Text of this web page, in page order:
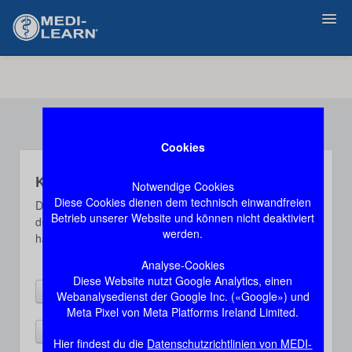
Cookies
Notwendige Cookies
Diese Cookies dienen dem technisch einwandfreien
Betrieb unserer Website und können nicht deaktiviert
werden.
Analyse-Cookies
Diese Website nutzt Google Analytics, einen
Webanalysedienst der Google Inc. («Google») und
Meta Pixel von Meta Platforms Ireland Limited.
Hier findest du die Datenschutzrichtlinien von MEDI-
M3
Zahn
Referenzen
Support
Kein LOGIN oder Account
Die von dir angeforderte Seite wird nicht geladen, weil
du nicht eingeloggt bist oder leider noch keinen Account
hast.
Zum Login